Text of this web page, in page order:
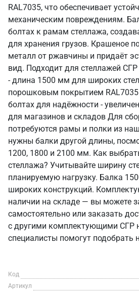
RAL7035, что обеспечивает
механическим повреждениям.
болтах к рамам стеллажа,
для хранения грузов. Крашеное
металл от ржавчины и придаёт
вид. Подходит для стеллажей
- длина 1500 мм для широких
порошковым покрытием RAL7035
болтах для надёжности -
для магазинов и складов Для
потребуются рамы и полки из
нужны балки другой длины,
1200, 1800 и 2100 мм. Как
стеллажа? Учитывайте ширину
планируемую нагрузку. Балка
широких конструкций.
наличии на складе — вы можете
самостоятельно или заказать
с другими комплектующими СГР
специалисты помогут подобрать
Код
Артикул